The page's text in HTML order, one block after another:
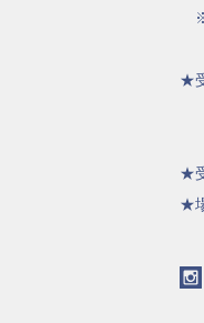
※
★
★
★